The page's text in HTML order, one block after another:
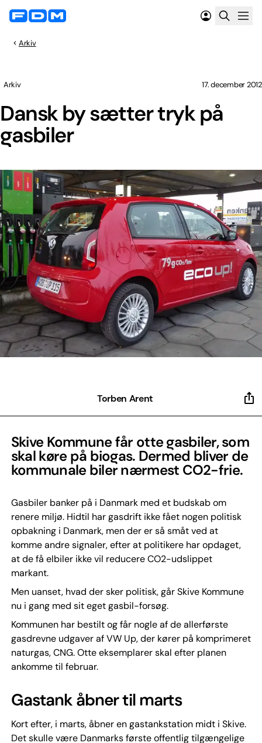
Arkiv
Dansk by sætter tryk på
gasbiler
Arkiv 17. december 2012
Torben Arent
Skive Kommune får otte gasbiler, som
skal køre på biogas. Dermed bliver de
kommunale biler nærmest CO2-frie.
Gasbiler banker på i Danmark med et budskab om
renere miljø. Hidtil har gasdrift ikke fået nogen politisk
opbakning i Danmark, men der er så småt ved at
komme andre signaler, efter at politikere har opdaget,
at de få elbiler ikke vil reducere CO2-udslippet
markant.
Men uanset, hvad der sker politisk, går Skive Kommune
nu i gang med sit eget gasbil-forsøg.
Kommunen har bestilt og får nogle af de allerførste
gasdrevne udgaver af VW Up, der kører på komprimeret
naturgas, CNG. Otte eksemplarer skal efter planen
ankomme til februar.
Gastank åbner til marts
Kort efter, i marts, åbner en gastankstation midt i Skive.
Det skulle være Danmarks første offentlig tilgængelige